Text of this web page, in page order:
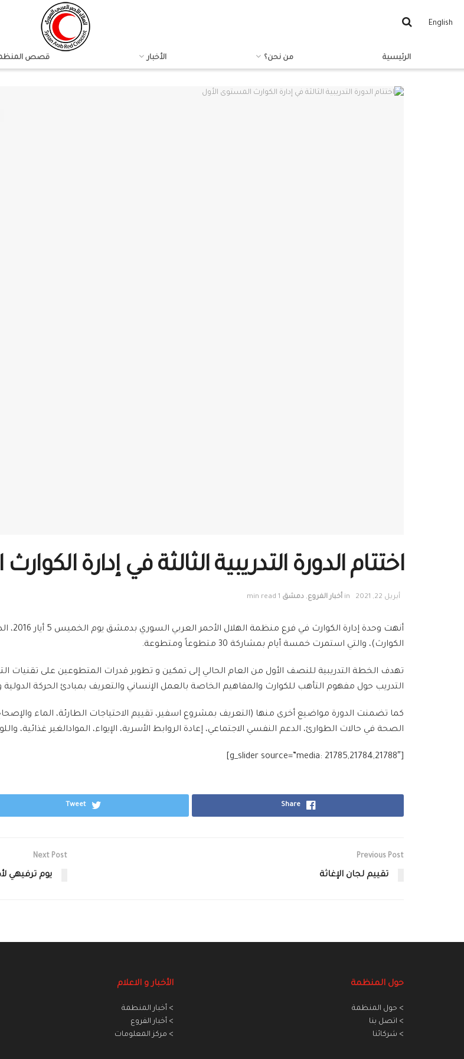
English
الرئيسية من نحن؟ الأخبار قصص
اختتام الدورة التدريبية الثالثة في إدارة
أبريل 22, 2021 in أخبار الفروع, دمشق 1 min read
أنهت
الكوارث)، والتي استمرت خمسة أيام بمشاركة 30 متطوعاً ومتطوعة.
تهدف الخطة التدريبية للنصف الأول من العام الحالي إلى تمكين و تطوير قدرات المتطوعين على تقنيات
التدريب حول مفهوم التأهب للكوارث والمفاهيم الخاصة بالعمل الإنساني والتعريف بمبادئ الحركة
كما تضمنت الدورة مواضيع أخرى منها (التعريف بمشروع اسفير، تقييم الاحتياجات الطارئة، الماء
الصحة في حالات الطوارئ، الدعم النفسي الاجتماعي، إعادة الروابط الأسرية، الإيواء، الموادالغير غذائية،
[g_slider source=”media: 21785,21784,21788″]
Share
Tweet
Previous Post
تقييم لجان الإغاثة
Next Post
يوم ترفيهي
حول المنظمة
> حول المنظمة
> اتصل بنا
> شركائنا
الأخبار و الاعلام
> أخبار المنطمة
> أخبار الفروع
> مركز المعلومات